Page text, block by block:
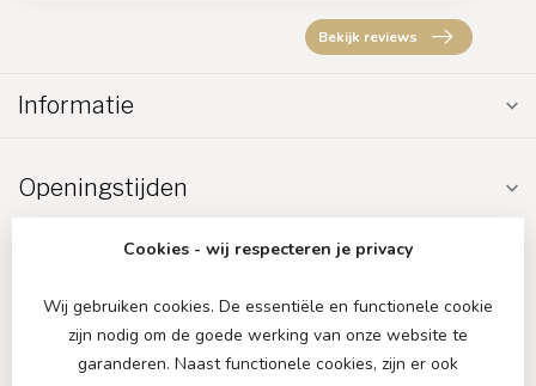
Bekijk reviews
Informatie
Openingstijden
Cookies - wij respecteren je privacy
Wij gebruiken cookies. De essentiële en functionele cookie
zijn nodig om de goede werking van onze website te
garanderen. Naast functionele cookies, zijn er ook